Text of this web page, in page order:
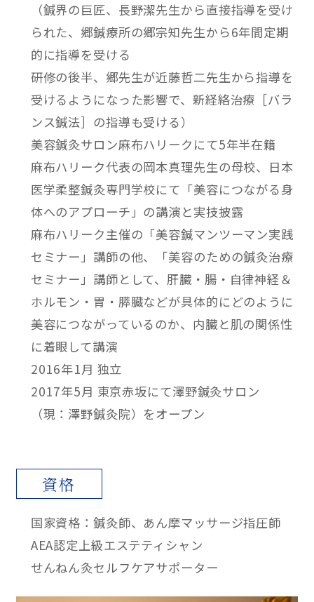
（鍼界の巨匠、長野潔先生から直接指導を受け
られた、郷鍼療所の郷宗知先生から6年間定期
的に指導を受ける
研修の後半、郷先生が近藤哲二先生から指導を
受けるようになった影響で、新経絡治療［バラ
ンス鍼法］の指導も受ける）
美容鍼灸サロン麻布ハリークにて5年半在籍
麻布ハリーク代表の岡本真理先生の母校、日本
医学柔整鍼灸専門学校にて「美容につながる身
体へのアプローチ」の講演と実技披露
麻布ハリーク主催の「美容鍼マンツーマン実践
セミナー」講師の他、「美容のための鍼灸治療
セミナー」講師として、肝臓・腸・自律神経＆
ホルモン・胃・膵臓などが具体的にどのように
美容につながっているのか、内臓と肌の関係性
に着眼して講演
2016年1月 独立
2017年5月 東京赤坂にて澤野鍼灸サロン
（現：澤野鍼灸院）をオープン
資格
国家資格：鍼灸師、あん摩マッサージ指圧師
AEA認定上級エステティシャン
せんねん灸セルフケアサポーター